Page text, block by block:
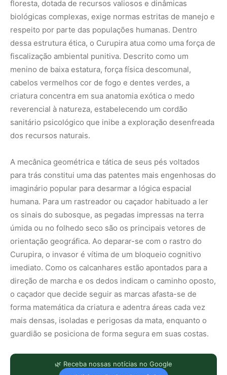
floresta, dotada de recursos valiosos e dinâmicas
biológicas complexas, exige normas estritas de manejo e
respeito por parte das populações humanas. Dentro
dessa estrutura ética, o Curupira atua como uma força de
fiscalização ambiental punitiva. Descrito como um
menino de baixa estatura, força física descomunal,
cabelos vermelhos cor de fogo e dentes verdes, a
criatura concentra em sua anatomia exótica o medo
reverencial à natureza, estabelecendo um cordão
sanitário psicológico que inibe a exploração desenfreada
dos recursos naturais.
A mecânica geométrica e tática de seus pés voltados
para trás constitui uma das patentes mais engenhosas do
imaginário popular para desarmar a lógica espacial
humana. Para um rastreador ou caçador habituado a ler
os sinais do subosque, as pegadas impressas na terra
úmida ou no folhedo seco são os principais vetores de
orientação geográfica. Ao deparar-se com o rastro do
Curupira, o invasor é vítima de um bloqueio cognitivo
imediato. Como os calcanhares estão apontados para a
direção de marcha e os dedos indicam o caminho oposto,
o caçador que decide seguir as marcas afasta-se de
forma matemática da criatura e adentra áreas cada vez
mais densas, isoladas e perigosas da mata, enquanto o
guardião se posiciona de forma segura em suas costas.
🌿 Receba nossas notícias no Google